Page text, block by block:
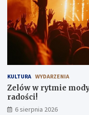
i
a
n
r
ś
c
i
!
KULTURA WYDARZENIA
Zelów w rytmie
radości!
6 sierpnia 2026